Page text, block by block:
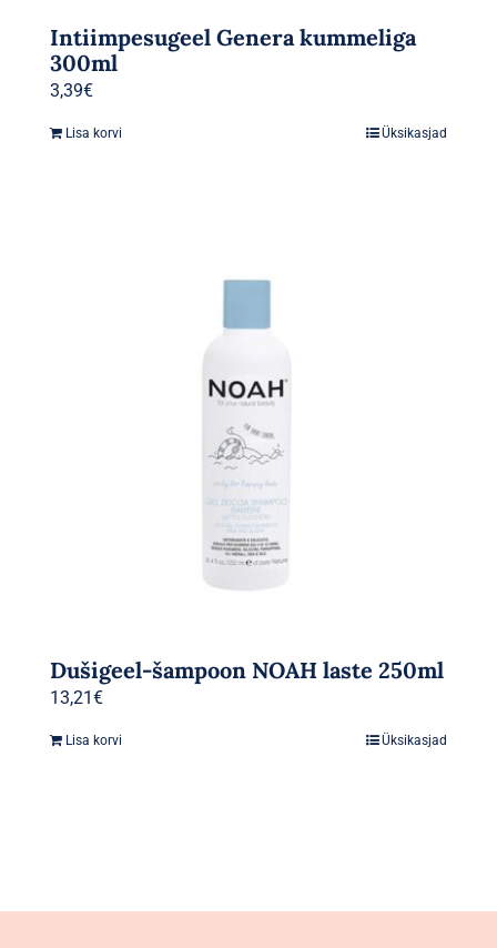
Intiimpesugeel Genera kummeliga
300ml
3,39€
Lisa korvi Üksikasjad
Dušigeel-šampoon NOAH laste 250ml
13,21€
Lisa korvi Üksikasjad